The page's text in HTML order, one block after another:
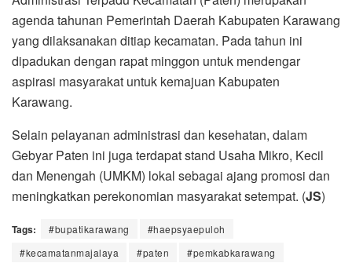
agenda tahunan Pemerintah Daerah Kabupaten Karawang
yang dilaksanakan ditiap kecamatan. Pada tahun ini
dipadukan dengan rapat minggon untuk mendengar
aspirasi masyarakat untuk kemajuan Kabupaten
Karawang.
Selain pelayanan administrasi dan kesehatan, dalam
Gebyar Paten ini juga terdapat stand Usaha Mikro, Kecil
dan Menengah (UMKM) lokal sebagai ajang promosi dan
meningkatkan perekonomian masyarakat setempat. (JS)
Tags: #bupatikarawang
#haepsyaepuloh
#kecamatanmajalaya
#paten #pemkabkarawang